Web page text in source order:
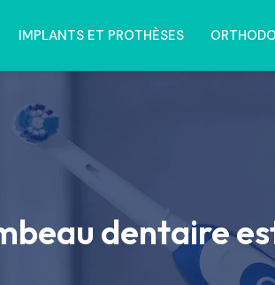
IMPLANTS ET PROTHÈSES
dentaire